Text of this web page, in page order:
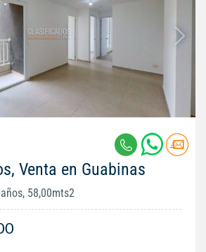
Venta en Guabinas
58,00mts2